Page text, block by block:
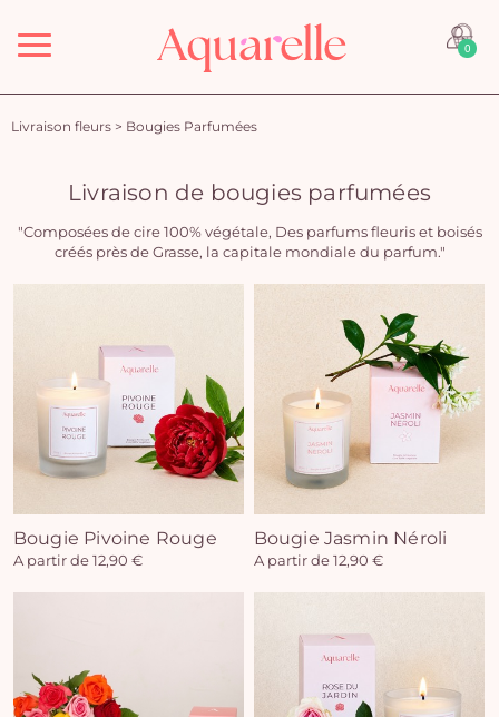
Menu 0
Livraison fleurs > Bougies Parfumées
Livraison de bougies parfumées
"Composées de cire 100% végétale, Des parfums fleuris et boisés
créés près de Grasse, la capitale mondiale du parfum."
Bougie Pivoine Rouge
A partir de 12,90 €
Bougie Jasmin Néroli
A partir de 12,90 €